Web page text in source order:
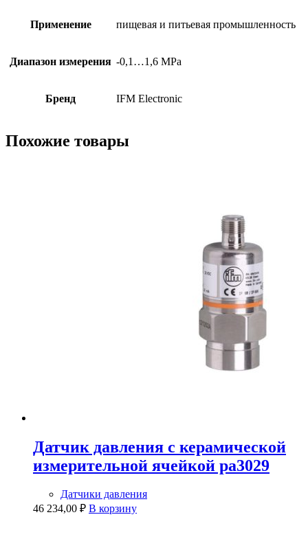
Применение пищевая и питьевая промышленность
Диапазон измерения -0,1…1,6 MPa
Бренд IFM Electronic
Похожие товары
Датчик давления с керамической
измерительной ячейкой pa3029
Датчики давления
46 234,00 ₽ В корзину